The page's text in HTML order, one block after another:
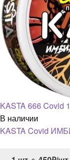
KASTA 666 Covid
В наличии
KASTA Covid